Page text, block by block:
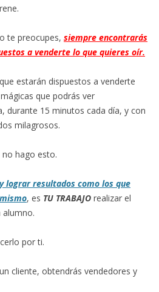
te preocupes, siempre encontrarás
a venderte lo que quieres oír.
estarán dispuestos a venderte
que podrás ver
durante 15 minutos cada día, y con
milagrosos.
no hago esto.
y lograr resultados como los que
, es TU TRABAJO realizar el
alumno.
por ti.
cliente, obtendrás vendedores y